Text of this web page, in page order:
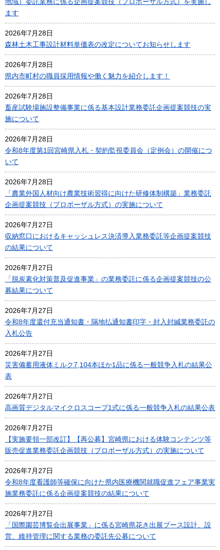
ます
2026年7月28日
森林土木工事設計材料単価表の改定についてお知らせします
2026年7月28日
県内市町村の職員採用情報や働く魅力を紹介します！
2026年7月28日
畜産試験場施設整備事業に係る基本設計業務委託企画提案競技の実
施について
2026年7月28日
令和8年度第1回宮崎県入札・契約監視委員会（定例会）の開催につ
いて
2026年7月28日
「農業外国人材向け農業技術習得に向けた研修体制構築」業務委託
企画提案競技（プロポーザル方式）の実施について
2026年7月27日
収納窓口におけるキャッシュレス決済導入業務委託等企画提案競技
の結果について
2026年7月27日
「脱炭素化対策普及促進事業」の業務委託に係る企画提案競技の公
募結果について
2026年7月27日
令和8年度還付充当通知書・隔地払通知書印字・封入封緘業務委託の
入札公告
2026年7月27日
災害備蓄用液体ミルク7,104本ほか1品に係る一般競争入札の結果公
表
2026年7月27日
高画質デジタルマイクロスコープ1式に係る一般競争入札の結果公表
2026年7月27日
【実施要領一部改訂】【再公募】宮崎県における体験コンテンツ等
販売促進業務委託企画競技（プロポーザル方式）の実施について
2026年7月27日
令和8年度看護師等確保に向けた県内医療機関就職促進フェア事業実
施業務委託に係る企画提案競技の結果について
2026年7月27日
「国際園芸博覧会出展事業」に係る宮崎県花き出展ブース設計、設
営、維持管理に関する業務の委託先公募について